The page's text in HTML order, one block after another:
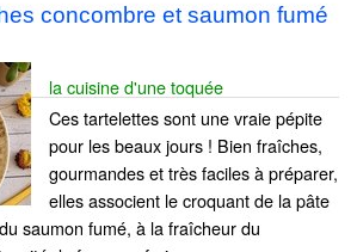
concombre et saumon fumé
la cuisine d'une toquée
Ces tartelettes sont une vraie pépite
pour les beaux jours ! Bien fraîches,
gourmandes et très faciles à préparer,
elles associent le croquant de la pâte
saumon fumé, à la fraîcheur du